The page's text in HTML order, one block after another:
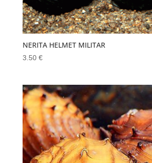
NERITA HELMET MILITAR
3.50 €